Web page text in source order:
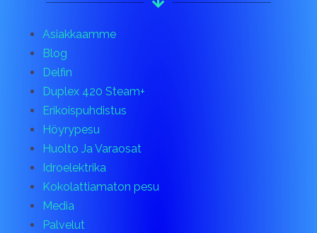
Asiakkaamme
Blog
Delfin
Duplex 420 Steam+
Erikoispuhdistus
Höyrypesu
Huolto Ja Varaosat
Idroelektrika
Kokolattiamaton pesu
Media
Palvelut